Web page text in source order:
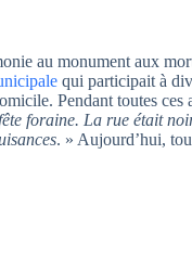
au monument aux
qui participait à
Pendant toutes
foraine. La rue était
. » Aujourd’hui,